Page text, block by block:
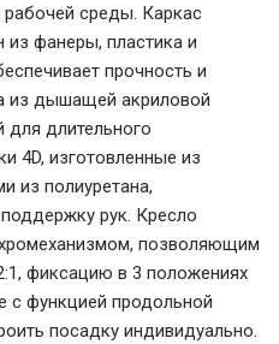
среды. Каркас
из фанеры, пластика и
прочность и
из дышащей акриловой
длительного
4D, изготовленные из
из полиуретана,
рук. Кресло
позволяющим
фиксацию в 3 положениях
с функцией продольной
посадку индивидуально.